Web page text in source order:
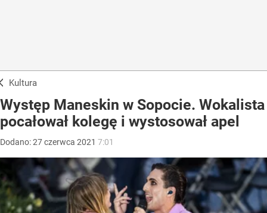
Kultura
Występ Maneskin w Sopocie. Wokalista
pocałował kolegę i wystosował apel
Dodano:27czerwca 2021 7:01